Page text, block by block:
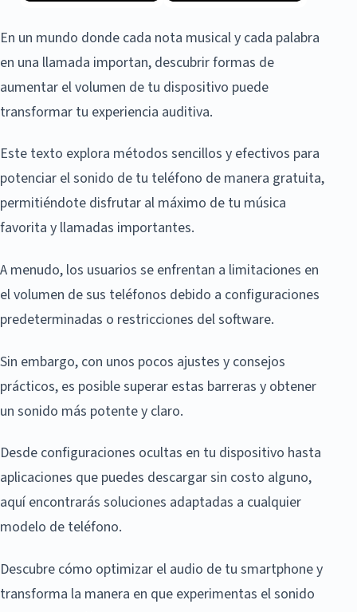
En un mundo donde cada nota musical y cada palabra
en una llamada importan, descubrir formas de
aumentar el volumen de tu dispositivo puede
transformar tu experiencia auditiva.
Este texto explora métodos sencillos y efectivos para
potenciar el sonido de tu teléfono de manera gratuita,
permitiéndote disfrutar al máximo de tu música
favorita y llamadas importantes.
A menudo, los usuarios se enfrentan a limitaciones en
el volumen de sus teléfonos debido a configuraciones
predeterminadas o restricciones del software.
Sin embargo, con unos pocos ajustes y consejos
prácticos, es posible superar estas barreras y obtener
un sonido más potente y claro.
Desde configuraciones ocultas en tu dispositivo hasta
aplicaciones que puedes descargar sin costo alguno,
aquí encontrarás soluciones adaptadas a cualquier
modelo de teléfono.
Descubre cómo optimizar el audio de tu smartphone y
transforma la manera en que experimentas el sonido